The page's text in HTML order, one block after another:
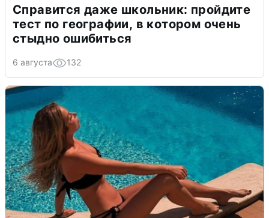
Справится даже школьник: пройдите
тест по географии, в котором очень
стыдно ошибиться
6 августа 132